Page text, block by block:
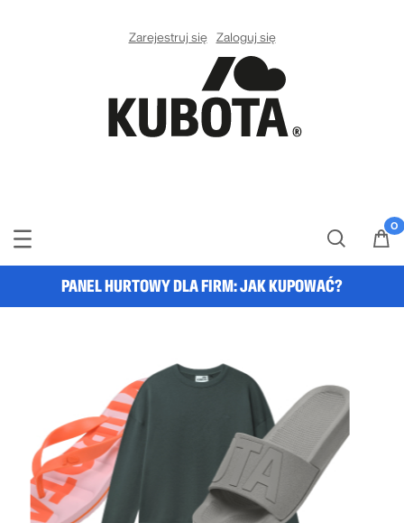
Zarejestruj się Zaloguj się
PANEL HURTOWY DLA FIRM:JAK KUPOWAĆ?